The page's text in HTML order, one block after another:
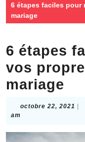
6 étapes faciles
mariage
6 étapes
vos
mariage
octobre 22, 2021
am